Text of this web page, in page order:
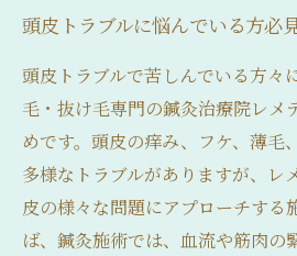
頭皮トラブルに悩んでいる方必
頭皮トラブルで苦しんでいる方々
毛・抜け毛専門の鍼灸治療院レメ
めです。頭皮の痒み、フケ、薄毛
多様なトラブルがありますが、レ
皮の様々な問題にアプローチする
ば、鍼灸施術では、血流や筋肉の